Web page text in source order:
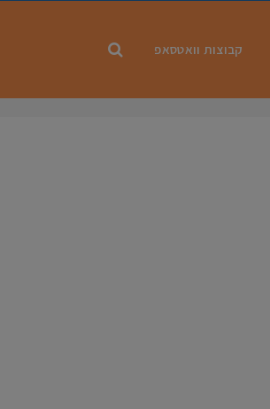
קבוצות וואטסאפ